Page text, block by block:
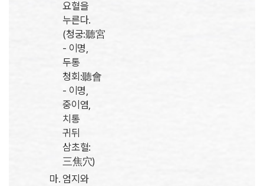
요혈을
누른다.
(청궁:聽宮
- 이명,
두통
청회:聽會
- 이명,
중이염,
치통
귀뒤
삼초혈:
三焦穴)
엄지와